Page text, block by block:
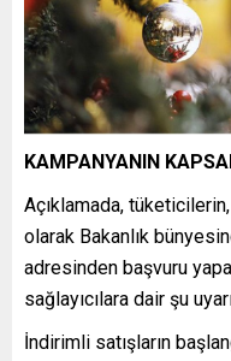
KAMPANYANIN
Açıklamada,
olarak Bakanlık
adresinden başvuru
sağlayıcılara dair şu
İndirimli satışların